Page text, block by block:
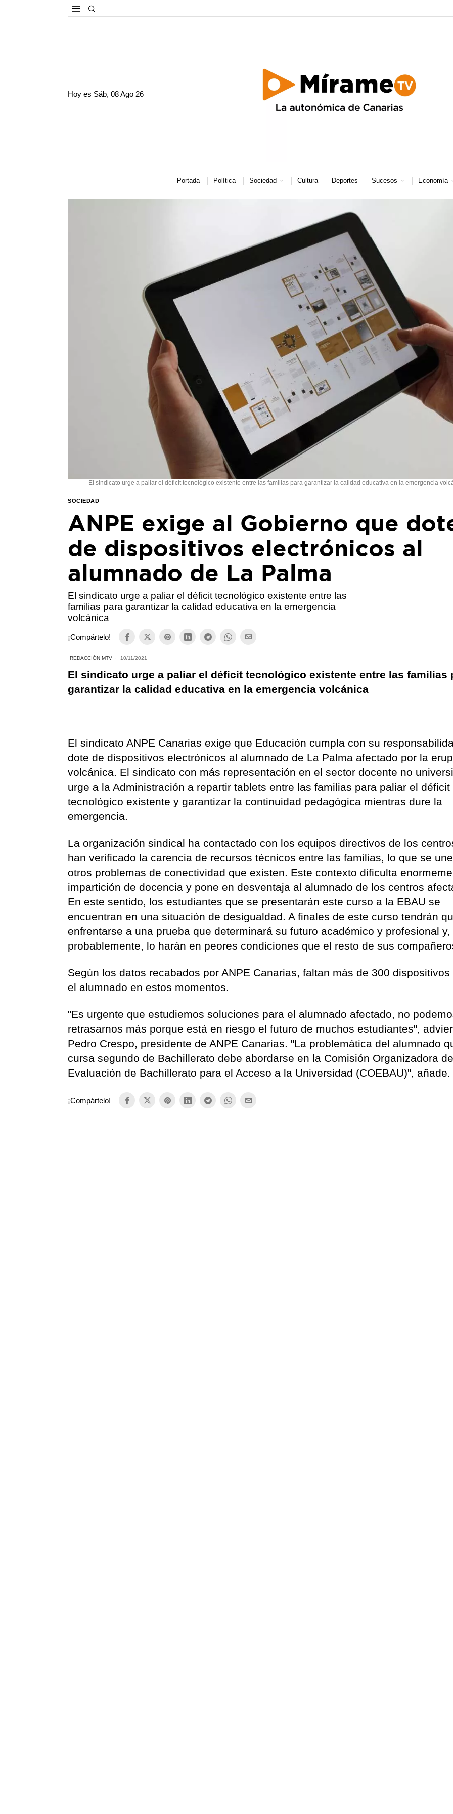
Hoy es Sáb, 08 Ago 26
Portada Política Sociedad Cultura Deportes Sucesos Economía
El sindicato urge a paliar el déficit tecnológico existente entre las familias para garantizar la calidad educativa en la emergencia
SOCIEDAD
ANPE exige al Gobierno que
de dispositivos electrónicos al
alumnado de La Palma
El sindicato urge a paliar el déficit tecnológico existente entre las
familias para garantizar la calidad educativa en la emergencia
volcánica
¡Compártelo!
REDACCIÓN MTV 10/11/2021
El sindicato urge a paliar el déficit tecnológico existente entre las familias
garantizar la calidad educativa en la emergencia volcánica
El sindicato ANPE Canarias exige que Educación cumpla con su
dote de dispositivos electrónicos al alumnado de La Palma afectado por la
volcánica. El sindicato con más representación en el sector docente no
urge a la Administración a repartir tablets entre las familias para paliar el déficit
tecnológico existente y garantizar la continuidad pedagógica mientras dure la
emergencia.
La organización sindical ha contactado con los equipos directivos de los
han verificado la carencia de recursos técnicos entre las familias, lo que se
otros problemas de conectividad que existen. Este contexto dificulta
impartición de docencia y pone en desventaja al alumnado de los centros
En este sentido, los estudiantes que se presentarán este curso a la EBAU se
encuentran en una situación de desigualdad. A finales de este curso tendrán
enfrentarse a una prueba que determinará su futuro académico y profesional y,
probablemente, lo harán en peores condiciones que el resto de sus
Según los datos recabados por ANPE Canarias, faltan más de 300 dispositivos
el alumnado en estos momentos.
"Es urgente que estudiemos soluciones para el alumnado afectado, no
retrasarnos más porque está en riesgo el futuro de muchos estudiantes",
Pedro Crespo, presidente de ANPE Canarias. "La problemática del alumnado
cursa segundo de Bachillerato debe abordarse en la Comisión Organizadora
Evaluación de Bachillerato para el Acceso a la Universidad (COEBAU)", añade.
¡Compártelo!